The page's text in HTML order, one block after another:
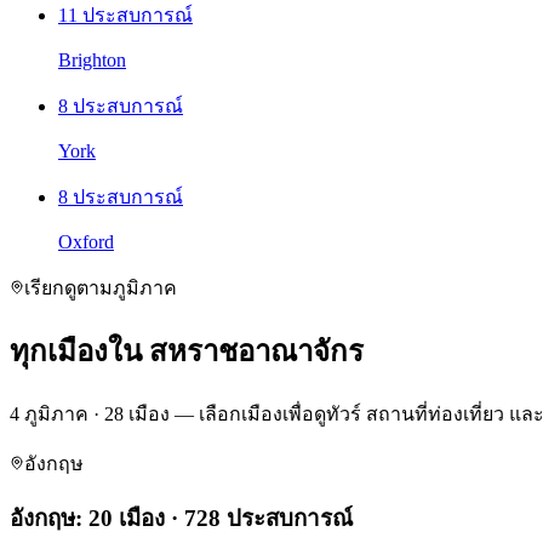
11 ประสบการณ์
Brighton
8 ประสบการณ์
York
8 ประสบการณ์
Oxford
เรียกดูตามภูมิภาค
ทุกเมืองใน สหราชอาณาจักร
4 ภูมิภาค · 28 เมือง — เลือกเมืองเพื่อดูทัวร์ สถานที่ท่องเที่ยว แล
อังกฤษ
อังกฤษ: 20 เมือง · 728 ประสบการณ์